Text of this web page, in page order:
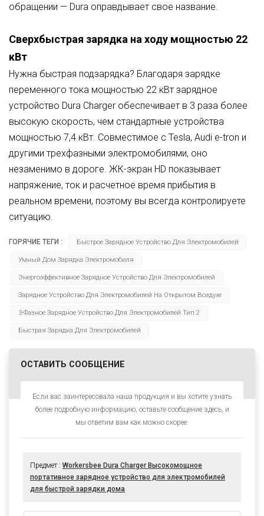
обращении — Dura оправдывает свое название.
Сверхбыстрая зарядка на ходу мощностью 22
кВт
Нужна быстрая подзарядка? Благодаря зарядке
переменного тока мощностью 22 кВт зарядное
устройство Dura Charger обеспечивает в 3 раза более
высокую скорость, чем стандартные устройства
мощностью 7,4 кВт. Совместимое с Tesla, Audi e-tron и
другими трехфазными электромобилями, оно
незаменимо в дороге. ЖК-экран HD показывает
напряжение, ток и расчетное время прибытия в
реальном времени, поэтому вы всегда контролируете
ситуацию.
ГОРЯЧИЕ ТЕГИ : Быстрое Зарядное Устройство Для Электромобилей
Умный Дом Зарядка Электромобиля
Энергоэффективное Зарядное Устройство Для Электромобилей
Зарядное Устройство Для Электромобилей На Открытом Воздухе
3-Фазное Зарядное Устройство Для Электромобилей Тип 2
Быстрая Зарядка Для Электромобилей
ОСТАВИТЬ СООБЩЕНИЕ
Если вас заинтересовала наша продукция и вы хотите узнать
более подробную информацию, оставьте сообщение здесь, и
мы ответим вам как можно скорее.
Предмет : Workersbee Dura Charger Высокомощное
портативное зарядное устройство для электромобилей
для быстрой зарядки дома